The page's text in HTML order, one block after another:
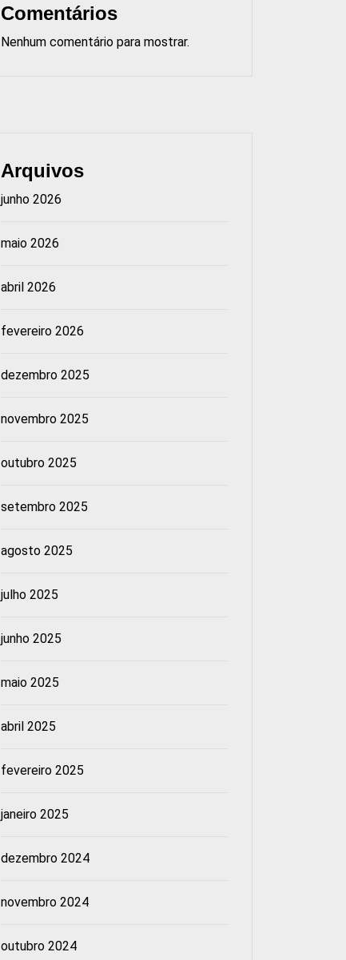
Comentários
Nenhum comentário para mostrar.
Arquivos
junho 2026
maio 2026
abril 2026
fevereiro 2026
dezembro 2025
novembro 2025
outubro 2025
setembro 2025
agosto 2025
julho 2025
junho 2025
maio 2025
abril 2025
fevereiro 2025
janeiro 2025
dezembro 2024
novembro 2024
outubro 2024